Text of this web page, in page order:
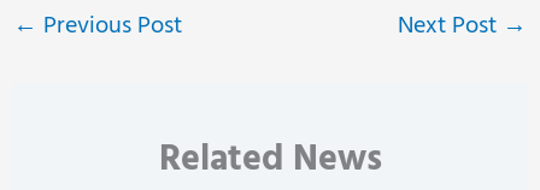
← Previous Post Next Post →
Related News